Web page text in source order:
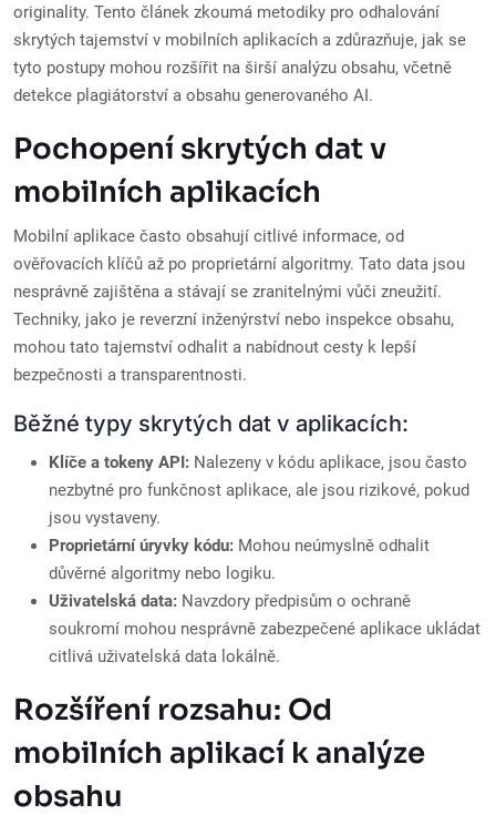
originality. Tento článek zkoumá metodiky pro odhalování
skrytých tajemství v mobilních aplikacích a zdůrazňuje, jak se
tyto postupy mohou rozšířit na širší analýzu obsahu, včetně
detekce plagiátorství a obsahu generovaného AI.
Pochopení skrytých dat v
mobilních aplikacích
Mobilní aplikace často obsahují citlivé informace, od
ověřovacích klíčů až po proprietární algoritmy. Tato data jsou
nesprávně zajištěna a stávají se zranitelnými vůči zneužití.
Techniky, jako je reverzní inženýrství nebo inspekce obsahu,
mohou tato tajemství odhalit a nabídnout cesty k lepší
bezpečnosti a transparentnosti.
Běžné typy skrytých dat v aplikacích:
Klíče a tokeny API: Nalezeny v kódu aplikace, jsou často
nezbytné pro funkčnost aplikace, ale jsou rizikové, pokud
jsou vystaveny.
Proprietární úryvky kódu: Mohou neúmyslně odhalit
důvěrné algoritmy nebo logiku.
Uživatelská data: Navzdory předpisům o ochraně
soukromí mohou nesprávně zabezpečené aplikace ukládat
citlivá uživatelská data lokálně.
Rozšíření rozsahu: Od
mobilních aplikací k analýze
obsahu